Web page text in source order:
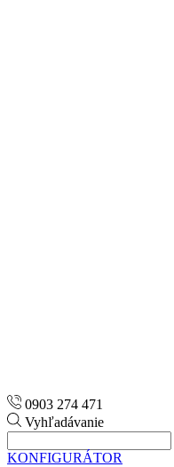
0903 274 471
Vyhľadávanie
Search
input
KONFIGURÁTOR